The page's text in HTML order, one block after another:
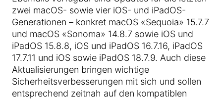
zwei macOS- sowie vier iOS- und iPadOS-
Generationen – konkret macOS «Sequoia» 15.7.7
und macOS «Sonoma» 14.8.7 sowie iOS und
iPadOS 15.8.8, iOS und iPadOS 16.7.16, iPadOS
17.7.11 und iOS sowie iPadOS 18.7.9. Auch diese
Aktualisierungen bringen wichtige
Sicherheitsverbesserungen mit sich und sollen
entsprechend zeitnah auf den kompatiblen